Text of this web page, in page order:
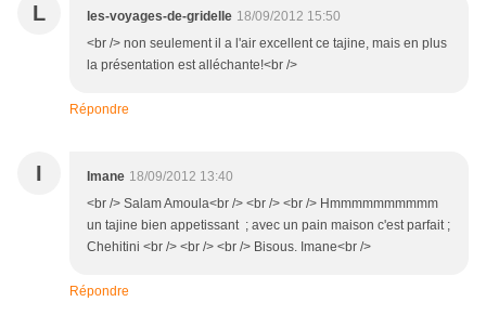
L les-voyages-de-gridelle 18/09/2012 15:50
<br /> non seulement il a l'air excellent ce tajine, mais en plus
la présentation est alléchante!<br />
Répondre
I Imane 18/09/2012 13:40
<br /> Salam Amoula<br /> <br /> <br /> Hmmmmmmmmmm
un tajine bien appetissant ; avec un pain maison c'est parfait ;
Chehitini <br /> <br /> <br /> Bisous. Imane<br />
Répondre